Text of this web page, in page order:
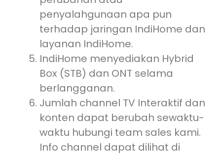
penyalahgunaan apa pun
terhadap jaringan IndiHome dan
layanan IndiHome.
IndiHome menyediakan Hybrid
Box (STB) dan ONT selama
berlangganan.
Jumlah channel TV Interaktif dan
konten dapat berubah sewaktu-
waktu hubungi team sales kami.
Info channel dapat dilihat di